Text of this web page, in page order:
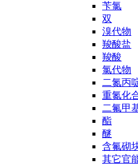
苄氯
双
溴代物
羧酸盐
羧酸
氯代物
二氮丙
重氮化
二氟甲
酯
醚
含氟砌
其它官